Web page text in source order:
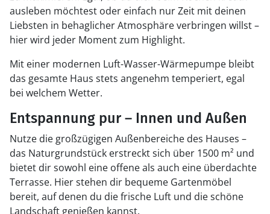
ausleben möchtest oder einfach nur Zeit mit deinen
Liebsten in behaglicher Atmosphäre verbringen willst –
hier wird jeder Moment zum Highlight.
Mit einer modernen Luft-Wasser-Wärmepumpe bleibt
das gesamte Haus stets angenehm temperiert, egal
bei welchem Wetter.
Entspannung pur – Innen und Außen
Nutze die großzügigen Außenbereiche des Hauses –
das Naturgrundstück erstreckt sich über 1500 m² und
bietet dir sowohl eine offene als auch eine überdachte
Terrasse. Hier stehen dir bequeme Gartenmöbel
bereit, auf denen du die frische Luft und die schöne
Landschaft genießen kannst.